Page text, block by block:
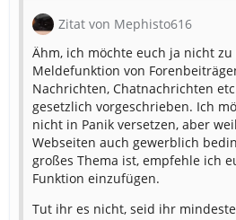
Zitat von Mephisto616
Ähm, ich möchte euch ja nicht
Meldefunktion von
Nachrichten, Chatnachrichten
gesetzlich vorgeschrieben. Ich
nicht in Panik versetzen, aber
Webseiten auch gewerblich
großes Thema ist, empfehle ich
Funktion einzufügen.
Tut ihr es nicht, seid ihr